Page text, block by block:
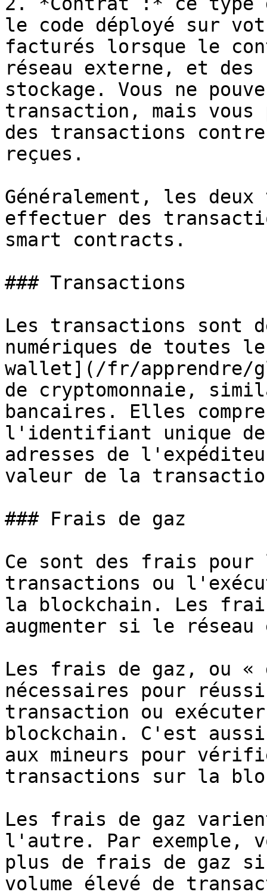
le code déployé sur
facturés lorsque le
réseau externe, et
stockage. Vous ne
transaction, mais vous
des transactions
reçues.
Généralement, les deux
effectuer des
smart contracts.
### Transactions
Les transactions sont
numériques de toutes
wallet](/fr/apprendre/
de cryptomonnaie,
bancaires. Elles
l'identifiant unique
adresses de
valeur de la
### Frais de gaz
Ce sont des frais pour
transactions ou
la blockchain. Les
augmenter si le réseau
Les frais de gaz, ou
nécessaires pour
transaction ou
blockchain. C'est aussi
aux mineurs pour
transactions sur la
Les frais de gaz
l'autre. Par exemple,
plus de frais de gaz
volume élevé de